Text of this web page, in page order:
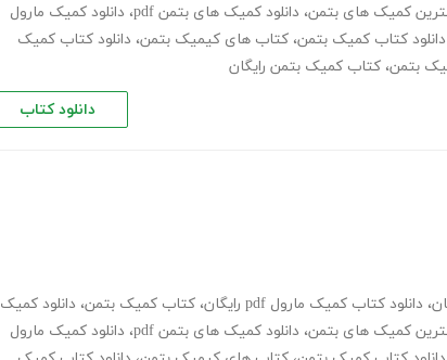
کمیک های بتمن، دانلود کمیک های بتمن pdf ، دانلود کمیک مارول
دانلود کتاب کمیک بتمن، کتاب های کیمیک بتمن، دانلود کتاب کمیک
بتمن، کتاب کمیک بتمن رایگان
دانلود کتاب
، دانلود کتاب کمیک مارول pdf رایگان ، کتاب کمیک بتمن، دانلود کمیک
کمیک های بتمن، دانلود کمیک های بتمن pdf ، دانلود کمیک مارول